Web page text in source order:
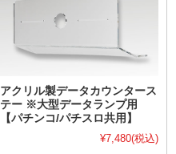
アクリル製データカウンタース
テー ※大型データランプ用
【パチンコ/パチスロ共用】
¥7,480(税込)